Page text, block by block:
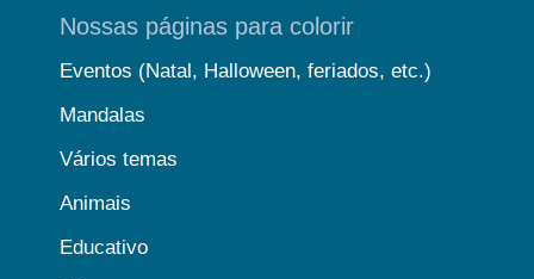
Nossas páginas para colorir
Eventos (Natal, Halloween, feriados, etc.)
Mandalas
Vários temas
Animais
Educativo